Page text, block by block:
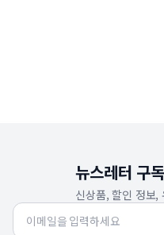
뉴스레터 구독
신상품, 할인 정보,